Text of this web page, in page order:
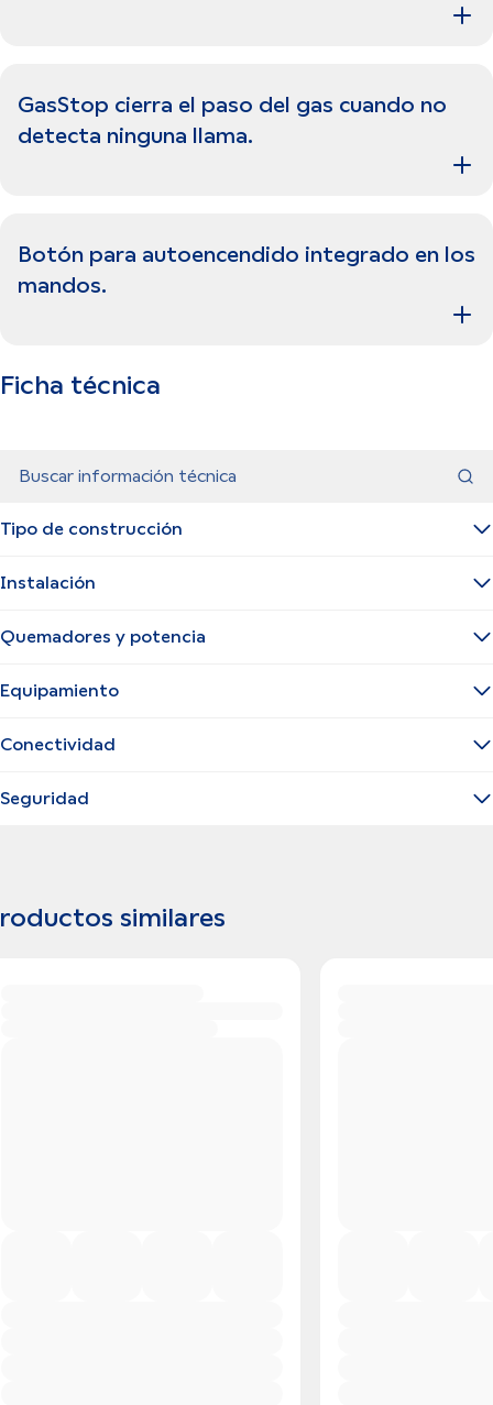
GasStop cierra el paso del gas cuando no
detecta ninguna llama.
Botón para autoencendido integrado en los
mandos.
Ficha técnica
Buscar información técnica
Tipo de construcción
Instalación
Quemadores y potencia
Equipamiento
Conectividad
Seguridad
similares